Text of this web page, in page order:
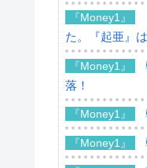
『Money1』
た。『起亜』
『Money1』
落！
『Money1』
『Money1』